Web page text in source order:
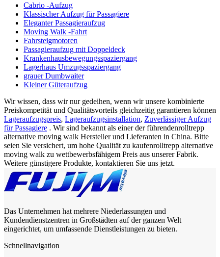
Cabrio -Aufzug
Klassischer Aufzug für Passagiere
Eleganter Passagieraufzug
Moving Walk -Fahrt
Fahrsteigmotoren
Passagieraufzug mit Doppeldeck
Krankenhausbewegungsspaziergang
Lagerhaus Umzugsspaziergang
grauer Dumbwaiter
Kleiner Güteraufzug
Wir wissen, dass wir nur gedeihen, wenn wir unsere kombinierte
Preiskompetität und Qualitätsvorteils gleichzeitig garantieren können
Lageraufzugspreis, Lageraufzugsinstallation, Zuverlässiger Aufzug
für Passagiere . Wir sind bekannt als einer der führendenrolltrepp
alternative moving walk Hersteller und Lieferanten in China. Bitte
seien Sie versichert, um hohe Qualität zu kaufenrolltrepp alternative
moving walk zu wettbewerbsfähigem Preis aus unserer Fabrik.
Weitere günstigere Produkte, kontaktieren Sie uns jetzt.
Das Unternehmen hat mehrere Niederlassungen und
Kundendienstzentren in Großstädten auf der ganzen Welt
eingerichtet, um umfassende Dienstleistungen zu bieten.
Schnellnavigation